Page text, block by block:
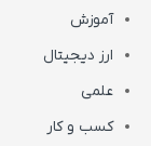
آموزش
ارز دیجیتال
علمی
کسب و کار